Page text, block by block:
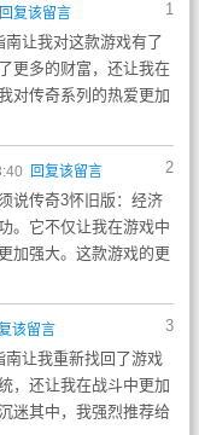
1
回复该留言
让我对这款游戏有了
更多的财富，还让我在
对传奇系列的热爱更加
2
回复该留言
说传奇3怀旧版：经济
。它不仅让我在游戏中
加强大。这款游戏的更
3
该留言
让我重新找回了游戏
，还让我在战斗中更加
迷其中，我强烈推荐给